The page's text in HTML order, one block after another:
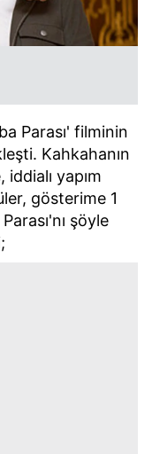
Parası' filminin
Kahkahanın
yapım
gösterime 1
şöyle